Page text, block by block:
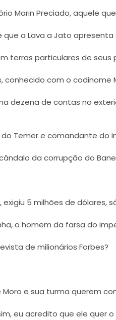
Marin Preciado, aquele
que a Lava a Jato
terras particulares de seus
conhecido com o codinome
dezena de contas no
do Temer e comandante do
da corrupção do
5 milhões de dólares,
o homem da farsa do
de milionários Forbes?
e sua turma querem
eu acredito que ele quer